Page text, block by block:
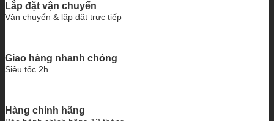
Lắp đặt vận chuyển
Vận chuyển & lặp đặt trực tiếp
Giao hàng nhanh chóng
Siêu tốc 2h
Hàng chính hãng